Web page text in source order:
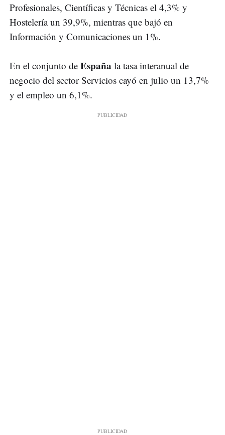
Profesionales, Científicas y Técnicas el 4,3% y
Hostelería un 39,9%, mientras que bajó en
Información y Comunicaciones un 1%.
En el conjunto de España la tasa interanual de
negocio del sector Servicios cayó en julio un 13,7%
y el empleo un 6,1%.